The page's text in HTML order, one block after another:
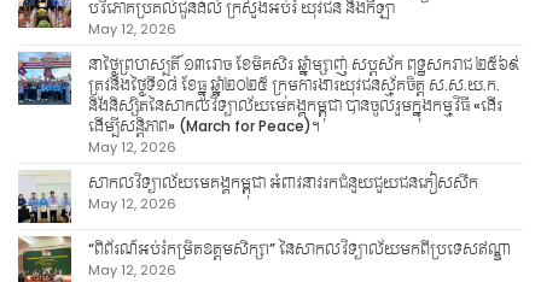
បរិភោគប្រគល់ជូនដល់ ក្រសួងអប់រំ យុវជន និងកីឡា
May 12, 2026
នាថ្ងៃព្រហស្បតិ៍ ១៣រោច ខែមិគសិរ ឆ្នាំម្សាញ់ សប្តស័ក ពុទ្ធសករាជ ២៥៦៩
ត្រូវនឹងថ្ងៃទី១៨ ខែធ្នូ ឆ្នាំ២០២៥ ក្រុមការងារយុវជនស្ម័គចិត្ត ស.ស.យ.ក.
និងនិស្សិតនៃសាកលវិទ្យាល័យមេគង្គកម្ពុជា បានចូលរួមក្នុងកម្មវិធី «ដើរ
ដើម្បីសន្តិភាព» (March for Peace)។
May 12, 2026
សាកលវិទ្យាល័យមេគង្គកម្ពុជា អំពាវនាវរកជំនួយជួយជនភៀសសឹក
May 12, 2026
“ពិព័រណ៍អប់រំកម្រិតឧត្តមសិក្សា” នៃសាកលវិទ្យាល័យមកពីប្រទេសឥណ្ឌា
May 12, 2026